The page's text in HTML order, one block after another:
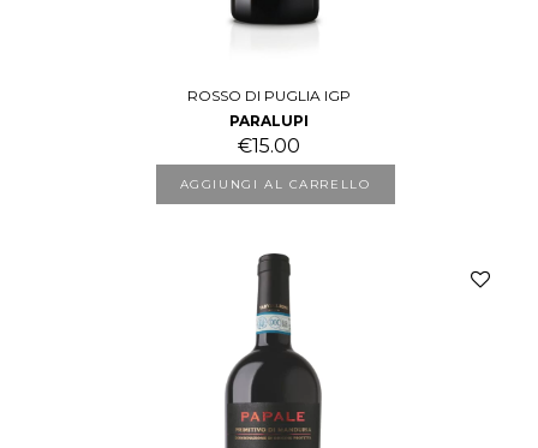
ROSSO DI PUGLIA IGP
PARALUPI
€15.00
AGGIUNGI AL CARRELLO